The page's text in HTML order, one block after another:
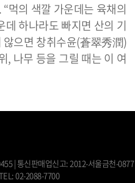
의 색깔 가운데는 육채의
하나라도 빠지면 산의 기
으면 창취수윤(蒼翠秀潤)
, 나무 등을 그릴 때는 이 여
| 통신판매업신고: 2012-서울금천-0877
02-2088-7700